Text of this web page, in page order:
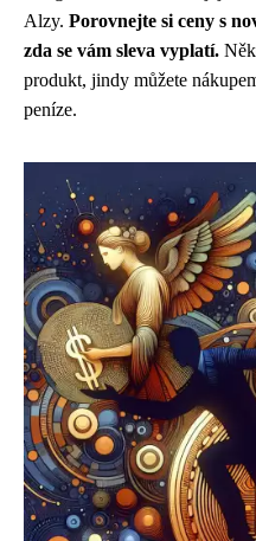
Alzy. Porovnejte si ceny s
zda se vám sleva vyplatí.
produkt, jindy můžete
peníze.